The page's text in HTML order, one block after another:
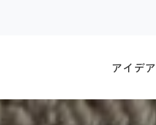
アイデア